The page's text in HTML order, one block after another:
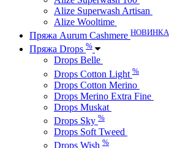
Alize Superwash Artisan
Alize Wooltime
Пряжа Aurum Cashmere НОВИНКА
Пряжа Drops %
Drops Belle
Drops Cotton Light %
Drops Cotton Merino
Drops Merino Extra Fine
Drops Muskat
Drops Sky %
Drops Soft Tweed
Drops Wish %